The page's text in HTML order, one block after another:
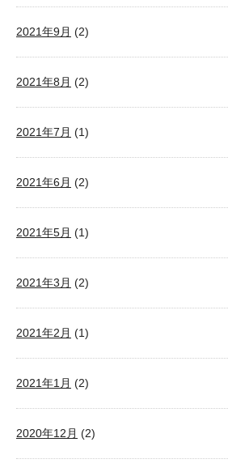
2021年9月 (2)
2021年8月 (2)
2021年7月 (1)
2021年6月 (2)
2021年5月 (1)
2021年3月 (2)
2021年2月 (1)
2021年1月 (2)
2020年12月 (2)